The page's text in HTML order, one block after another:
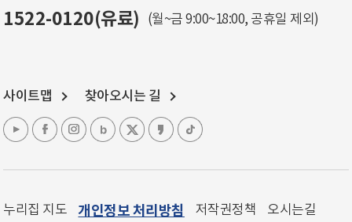
1522-0120(유료) (월~금 9:00~18:00, 공휴일 제외)
사이트맵 찾아오시는 길
누리집 지도 개인정보 처리방침 저작권정책 오시는길